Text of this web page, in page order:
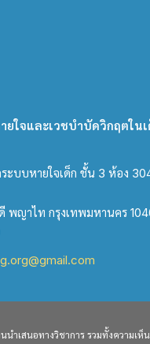
ยใจและเวชบำบัดวิกฤตใน
ะบบหายใจเด็ก ชั้น 3 ห้อง
พญาไท กรุงเทพมหานคร
นำเสนอทางวิชาการ รวมทั้งความเ